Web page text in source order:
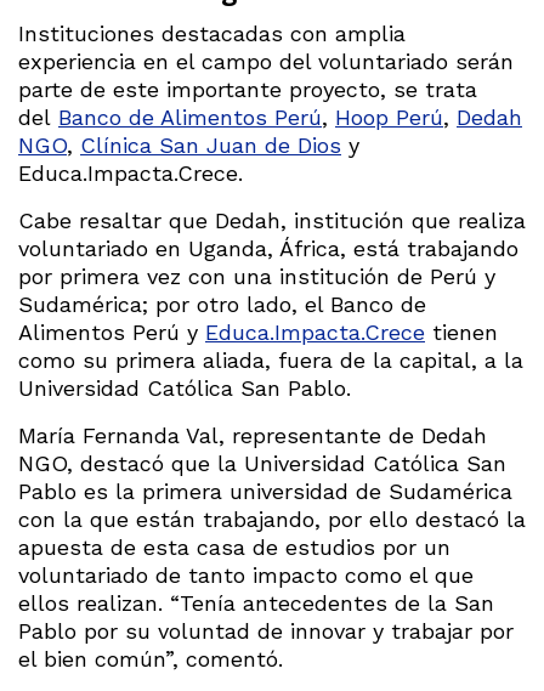
Instituciones destacadas con amplia
experiencia en el campo del voluntariado serán
parte de este importante proyecto, se trata
del Banco de Alimentos Perú, Hoop Perú, Dedah
NGO, Clínica San Juan de Dios y
Educa.Impacta.Crece.
Cabe resaltar que Dedah, institución que realiza
voluntariado en Uganda, África, está trabajando
por primera vez con una institución de Perú y
Sudamérica; por otro lado, el Banco de
Alimentos Perú y Educa.Impacta.Crece tienen
como su primera aliada, fuera de la capital, a la
Universidad Católica San Pablo.
María Fernanda Val, representante de Dedah
NGO, destacó que la Universidad Católica San
Pablo es la primera universidad de Sudamérica
con la que están trabajando, por ello destacó la
apuesta de esta casa de estudios por un
voluntariado de tanto impacto como el que
ellos realizan. “Tenía antecedentes de la San
Pablo por su voluntad de innovar y trabajar por
el bien común”, comentó.